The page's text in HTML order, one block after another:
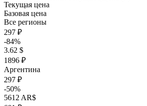
Текущая цена
Базовая цена
Все регионы
297 ₽
-84%
3.62 $
1896 ₽
Аргентина
297 ₽
-50%
5612 AR$